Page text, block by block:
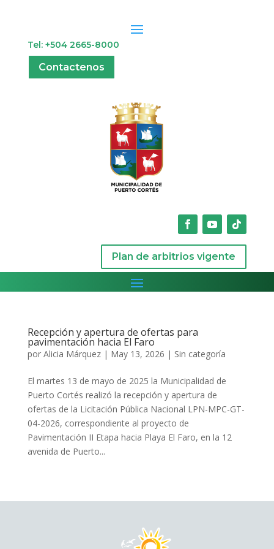
Tel: +504 2665-8000
Contactenos
Plan de arbitrios vigente
Recepción y apertura de ofertas para
pavimentación hacia El Faro
por Alicia Márquez| May 13, 2026 | Sin categoría
El martes 13 de mayo de 2025 la Municipalidad de
Puerto Cortés realizó la recepción y apertura de
ofertas de la Licitación Pública Nacional LPN-MPC-GT-
04-2026, correspondiente al proyecto de
Pavimentación II Etapa hacia Playa El Faro, en la 12
avenida de Puerto...